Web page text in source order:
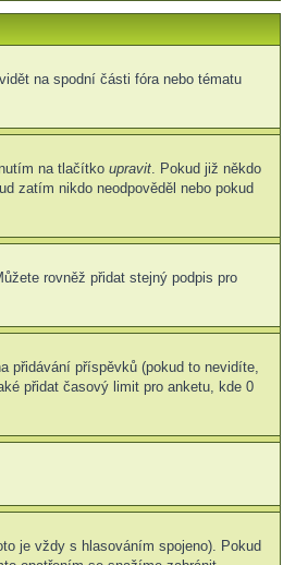
na spodní části fóra nebo tématu
na tlačítko upravit. Pokud již někdo
zatím nikdo neodpověděl nebo pokud
rovněž přidat stejný podpis pro
přidávání příspěvků (pokud to nevidíte,
přidat časový limit pro anketu, kde 0
je vždy s hlasováním spojeno). Pokud